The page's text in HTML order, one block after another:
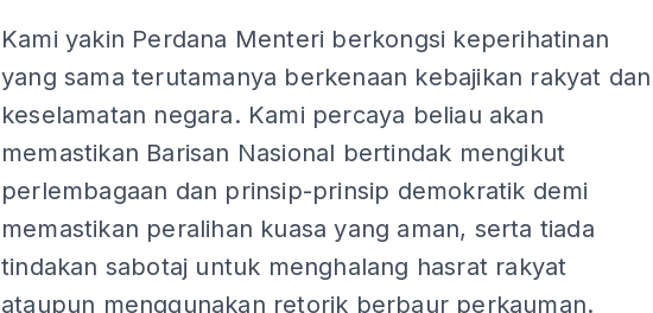
Kami yakin Perdana Menteri berkongsi keperihatinan
yang sama terutamanya berkenaan kebajikan rakyat dan
keselamatan negara. Kami percaya beliau akan
memastikan Barisan Nasional bertindak mengikut
perlembagaan dan prinsip-prinsip demokratik demi
memastikan peralihan kuasa yang aman, serta tiada
tindakan sabotaj untuk menghalang hasrat rakyat
ataupun menggunakan retorik berbaur perkauman.